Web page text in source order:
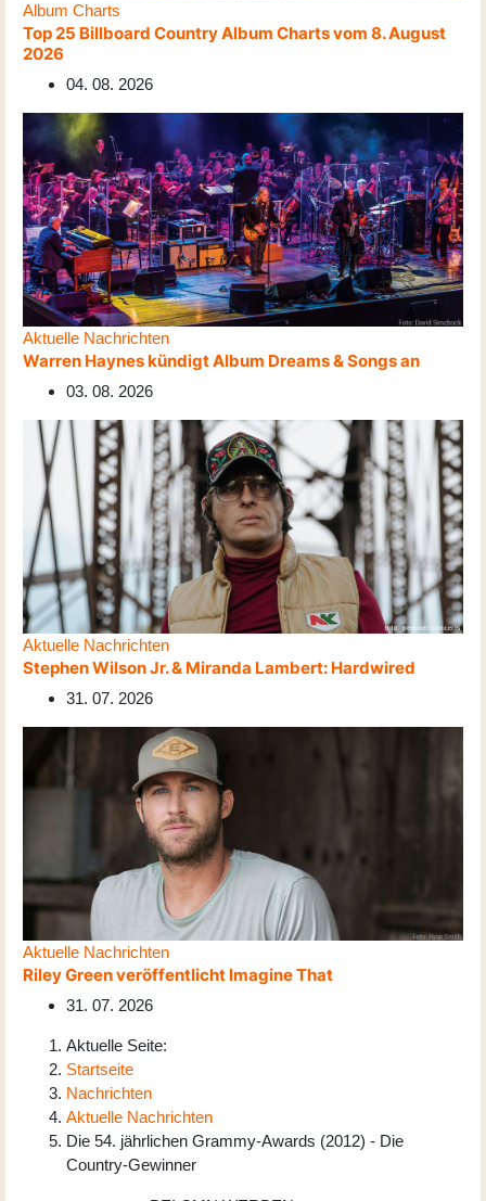
Album Charts
Top 25 Billboard Country Album Charts vom 8. August
2026
04. 08. 2026
Aktuelle Nachrichten
Warren Haynes kündigt Album Dreams & Songs an
03. 08. 2026
Aktuelle Nachrichten
Stephen Wilson Jr. & Miranda Lambert: Hardwired
31. 07. 2026
Aktuelle Nachrichten
Riley Green veröffentlicht Imagine That
31. 07. 2026
Aktuelle Seite:
Startseite
Nachrichten
Aktuelle Nachrichten
Die 54. jährlichen Grammy-Awards (2012) - Die
Country-Gewinner